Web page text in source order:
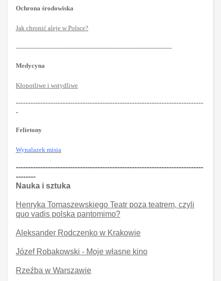
Ochrona środowiska
Jak chronić aleje w Polsce?
-------------------------------------------------------------------------------
Medycyna
Kłopotliwe i wstydliwe
----------------------------------------------------------------------------
-
Felietony
Wynalazek misia
----------------------------------------------------------------------------
--------
Nauka i sztuka
Henryka Tomaszewskiego Teatr poza teatrem, czyli
quo vadis polska pantomimo?
Aleksander Rodczenko w Krakowie
Józef Robakowski - Moje własne kino
Rzeźba w Warszawie